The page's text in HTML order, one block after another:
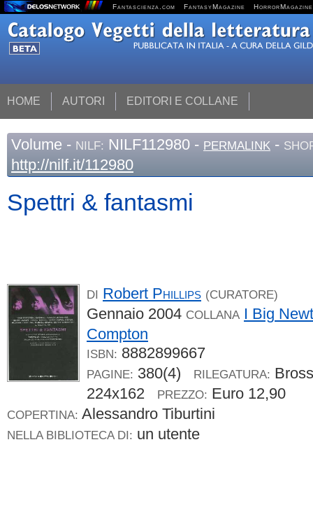
Fantascienza.com FantasyMagazine HorrorMagazine
HOME AUTORI EDITORI E COLLANE
Volume - NILF: NILF112980 - PERMALINK -
http://nilf.it/112980
Spettri & fantasmi
DI Robert Phillips (CURATORE)
Gennaio 2004 COLLANA I Big
Compton
ISBN: 8882899667
PAGINE: 380(4) RILEGATURA:
224x162
PREZZO: Euro 12,90
COPERTINA: Alessandro Tiburtini
NELLA BIBLIOTECA DI: un utente